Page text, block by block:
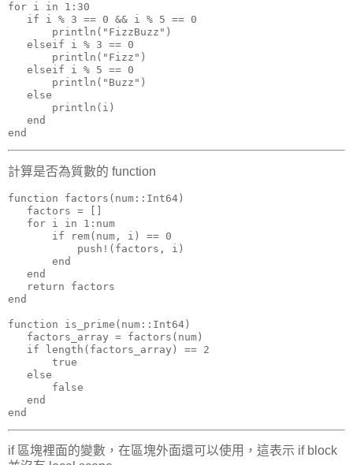
for i in 1:30
   if i % 3 == 0 && i % 5 == 0
       println("FizzBuzz")
   elseif i % 3 == 0
       println("Fizz")
   elseif i % 5 == 0
       println("Buzz")
   else
       println(i)
   end
end
計算是否為質數的 function
function factors(num::Int64)
   factors = []
   for i in 1:num
       if rem(num, i) == 0
           push!(factors, i)
       end
   end
   return factors
end
function is_prime(num::Int64)
   factors_array = factors(num)
   if length(factors_array) == 2
       true
   else
       false
   end
end
if 區塊裡面的變數，在區塊外面還可以使用，這表示 if block